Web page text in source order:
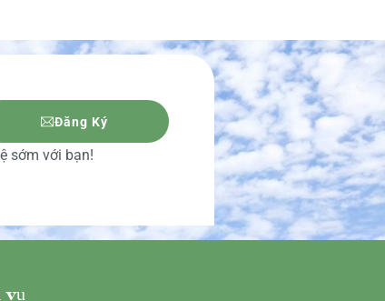
Đăng Ký
sớm với bạn!
vụ